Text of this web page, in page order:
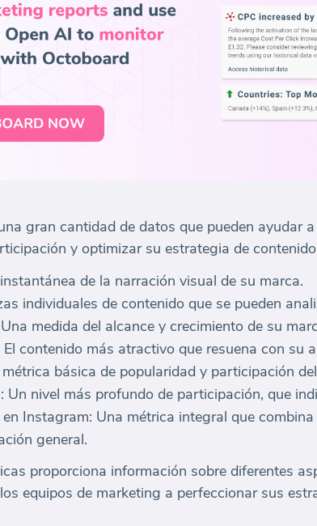
gran cantidad de datos que pueden ayudar
y optimizar su estrategia de
de la narración visual de su marca.
individuales de contenido que se pueden
medida del alcance y crecimiento de su
contenido más atractivo que resuena con su
básica de popularidad y participación
Un nivel más profundo de participación, que
Instagram: Una métrica integral que
general.
proporciona información sobre diferentes
equipos de marketing a perfeccionar sus